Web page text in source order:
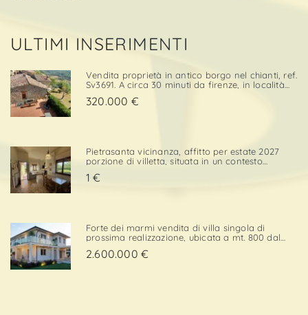
ULTIMI INSERIMENTI
Vendita proprietà in antico borgo nel chianti, ref.
Sv3691. A circa 30 minuti da firenze, in località
medievale immerso nella natura, proponiamo in
320.000 €
Pietrasanta vicinanza, affitto per estate 2027
porzione di villetta, situata in un contesto
servizi. L’immobile è dotato di una porzione di
1 €
Forte dei marmi vendita di villa singola di
prossima realizzazione, ubicata a mt. 800 dal
elegante e prossima ai servizi. Strutturata su 2
2.600.000 €